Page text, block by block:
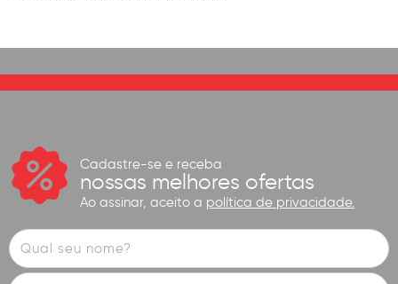
Cadastre-se e receba
nossas melhores ofertas
Ao assinar, aceito a política de privacidade.